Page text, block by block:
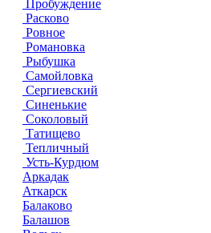
Пробуждение
Расково
Ровное
Романовка
Рыбушка
Самойловка
Сергиевский
Синенькие
Соколовый
Татищево
Тепличный
Усть-Курдюм
Аркадак
Аткарск
Балаково
Балашов